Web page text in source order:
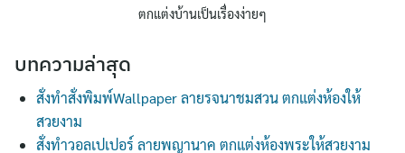
ตกแต่งบ้านเป็นเรื่องง่ายๆ
บทความล่าสุด
สั่งทำสั่งพิมพ์Wallpaper ลายรจนาชมสวน ตกแต่งห้องให้
สวยงาม
สั่งทำวอลเปเปอร์ ลายพญานาค ตกแต่งห้องพระให้สวยงาม